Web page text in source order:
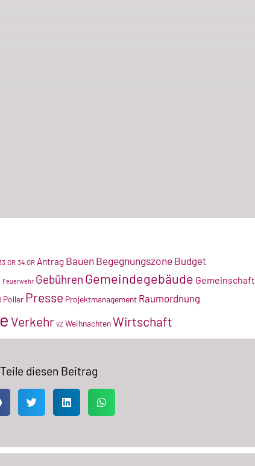
34.GR Antrag Bauen Begegnungszone Budget
Feuerwehr Gebühren Gemeindegebäude Gemeinschaft
Poller Presse Projektmanagement Raumordnung
Verkehr VZ Weihnachten Wirtschaft
Teile diesen Beitrag